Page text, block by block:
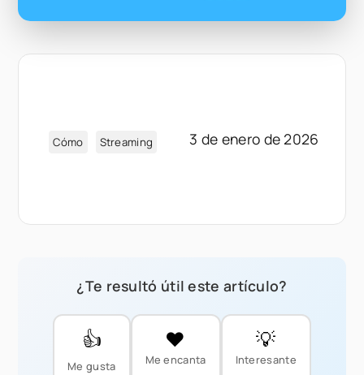
Cómo Streaming 3 de enero de 2026
¿Te resultó útil este artículo?
👍
Me gusta
❤️
Me encanta
💡
Interesante